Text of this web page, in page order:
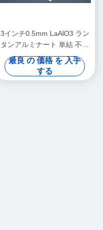
3インチ0.5mm LaAlO3 ラン
タンアルミナート 単結 不溶
性
最良 の 価格 を 入手
する